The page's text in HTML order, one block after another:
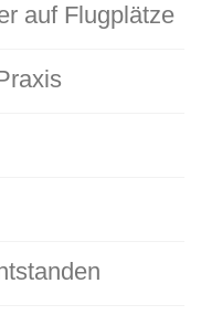
auf Flugplätze